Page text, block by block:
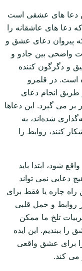
دعا های عشقی است
دعا های عاشقانه را
پیروان دعای عشق و
واضحی بین جادو و
و دگرگون کننده
است. در قلمرو
طریق انجام دعای
می گیرد. این دعاها
شده‌اند، به
کنند، روابط را
شود، ابتدا باید
دعایی نمی تواند
راه چاره یا فقط برای
روابط و حمل قلبی
تلخ ما ممکن
ببندیم. این ایده
برای عشق واقعی
می کند.